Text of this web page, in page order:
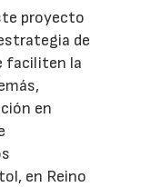
proyecto
de
faciliten la
en
en Reino